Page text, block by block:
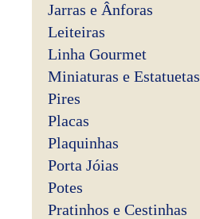
Jarras e Ânforas
Leiteiras
Linha Gourmet
Miniaturas e Estatuetas
Pires
Placas
Plaquinhas
Porta Jóias
Potes
Pratinhos e Cestinhas